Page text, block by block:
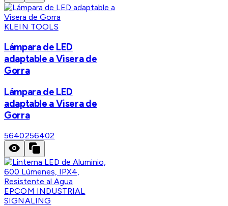
KLEIN TOOLS
Lámpara de LED
adaptable a Visera de
Gorra
Lámpara de LED
adaptable a Visera de
Gorra
5640256402
EPCOM INDUSTRIAL
SIGNALING